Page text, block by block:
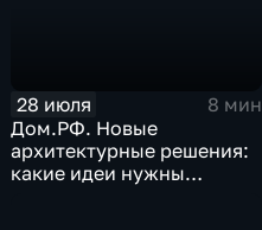
28 июля
8 мин
Дом.РФ. Новые
архитектурные решения:
какие идеи нужны